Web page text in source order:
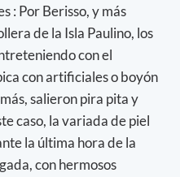
: Por Berisso, y más
de la Isla Paulino, los
con el
con artificiales o boyón
salieron pira pita y
caso, la variada de piel
la última hora de la
con hermosos